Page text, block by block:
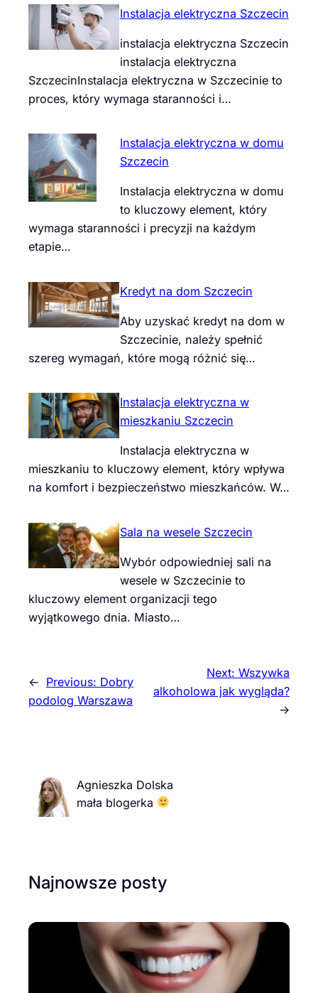
Instalacja elektryczna Szczecin
instalacja elektryczna Szczecin
instalacja elektryczna
SzczecinInstalacja elektryczna w Szczecinie to
proces, który wymaga staranności i…
Instalacja elektryczna w domu
Szczecin
Instalacja elektryczna w domu
to kluczowy element, który
wymaga staranności i precyzji na każdym
etapie…
Kredyt na dom Szczecin
Aby uzyskać kredyt na dom w
Szczecinie, należy spełnić
szereg wymagań, które mogą różnić się…
Instalacja elektryczna w
mieszkaniu Szczecin
Instalacja elektryczna w
mieszkaniu to kluczowy element, który wpływa
na komfort i bezpieczeństwo mieszkańców. W…
Sala na wesele Szczecin
Wybór odpowiedniej sali na
wesele w Szczecinie to
kluczowy element organizacji tego
wyjątkowego dnia. Miasto…
← Previous: Dobry
podolog Warszawa
Next: Wszywka
alkoholowa jak wygląda?
→
Agnieszka Dolska
mała blogerka
Najnowsze posty